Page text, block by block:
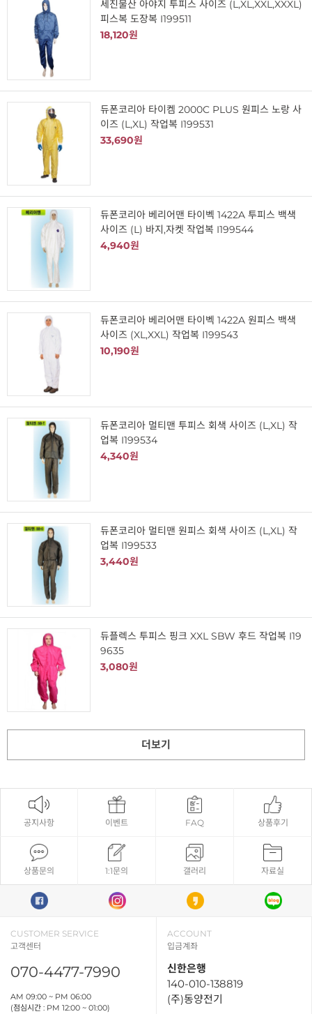
세진물산 아야지 투피스 사이즈 (L,XL,XXL,XXXL)
피스복 도장복 I199511
18,120원
듀폰코리아 타이켐 2000C PLUS 원피스 노랑 사
이즈 (L,XL) 작업복 I199531
33,690원
듀폰코리아 베리어맨 타이벡 1422A 투피스 백색
사이즈 (L) 바지,자켓 작업복 I199544
4,940원
듀폰코리아 베리어맨 타이벡 1422A 원피스 백색
사이즈 (XL,XXL) 작업복 I199543
10,190원
듀폰코리아 멀티맨 투피스 회색 사이즈 (L,XL) 작
업복 I199534
4,340원
듀폰코리아 멀티맨 원피스 회색 사이즈 (L,XL) 작
업복 I199533
3,440원
듀플렉스 투피스 핑크 XXL SBW 후드 작업복 I19
9635
3,080원
더보기
공지사항 이벤트 FAQ 상품후기
상품문의 1:1문의 갤러리 자료실
CUSTOMER SERVICE
고객센터
070-4477-7990
AM 09:00 ~ PM 06:00
(점심시간 : PM 12:00 ~ 01:00)
ACCOUNT
입금계좌
신한은행
140-010-138819
(주)동양전기